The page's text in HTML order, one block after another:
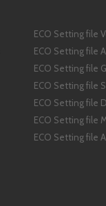
ECO Setting file
ECO Setting file
ECO Setting file
ECO Setting file
ECO Setting file
ECO Setting file
ECO Setting file